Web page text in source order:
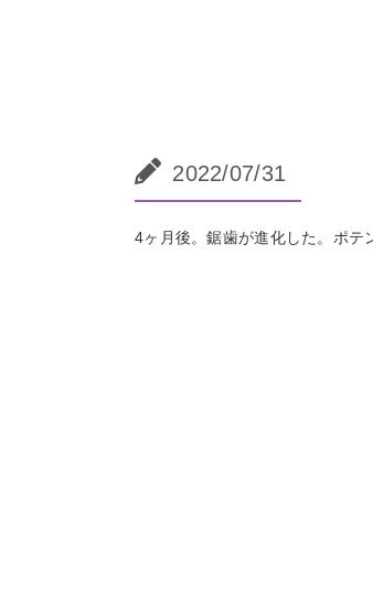
2022/07/31
4ヶ月後。鋸歯が進化した。ポテ